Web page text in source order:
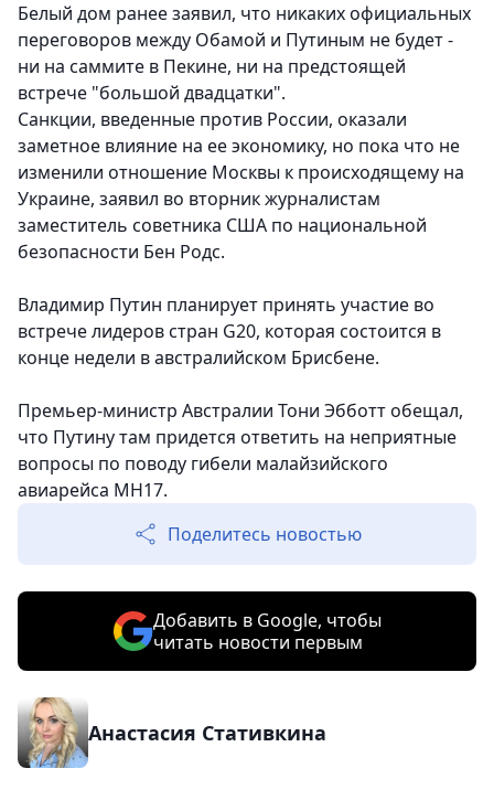
Белый дом ранее заявил, что никаких официальных
переговоров между Обамой и Путиным не будет -
ни на саммите в Пекине, ни на предстоящей
встрече "большой двадцатки".
Санкции, введенные против России, оказали
заметное влияние на ее экономику, но пока что не
изменили отношение Москвы к происходящему на
Украине, заявил во вторник журналистам
заместитель советника США по национальной
безопасности Бен Родс.
Владимир Путин планирует принять участие во
встрече лидеров стран G20, которая состоится в
конце недели в австралийском Брисбене.
Премьер-министр Австралии Тони Эбботт обещал,
что Путину там придется ответить на неприятные
вопросы по поводу гибели малайзийского
авиарейса MH17.
Поделитесь новостью
Добавить в Google, чтобы
читать новости первым
Анастасия Стативкина